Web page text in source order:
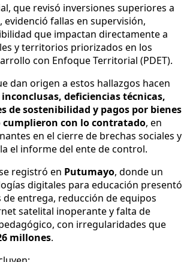
que revisó inversiones superiores a
, evidenció fallas en supervisión,
que impactan directamente a
y territorios priorizados en los
con Enfoque Territorial (PDET).
dan origen a estos hallazgos hacen
deficiencias técnicas,
de sostenibilidad y pagos por bienes
cumplieron con lo contratado, en
en el cierre de brechas sociales y
el informe del ente de control.
registró en Putumayo, donde un
digitales para educación presentó
entrega, reducción de equipos
satelital inoperante y falta de
con irregularidades que
millones.